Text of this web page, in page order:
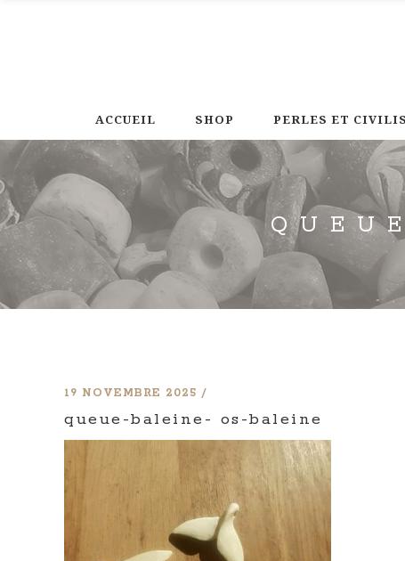
ACCUEIL SHOP PERLES ET
19 NOVEMBRE 2025
queue-baleine- os-baleine